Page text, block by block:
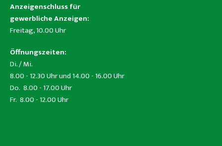
Anzeigenschluss für
gewerbliche Anzeigen:
Freitag, 10.00 Uhr
Öffnungszeiten:
Di. / Mi.
8.00 - 12.30 Uhr und 14.00 - 16.00 Uhr
Do. 8.00 - 17.00 Uhr
Fr. 8.00 - 12.00 Uhr